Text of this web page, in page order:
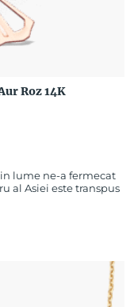
Roz 14K
lume ne-a fermecat
al Asiei este transpus